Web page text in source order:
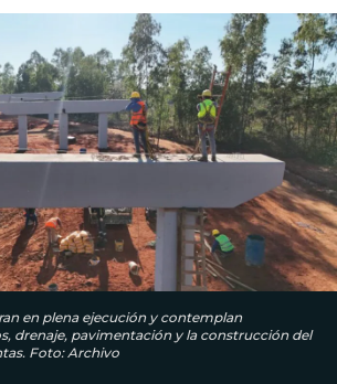
en plena ejecución y contemplan
drenaje, pavimentación y la construcción del
Foto: Archivo